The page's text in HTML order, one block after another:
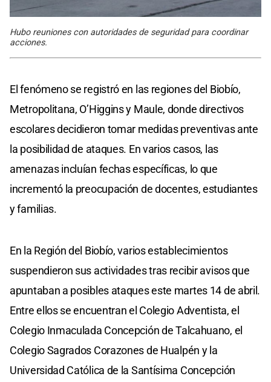
Hubo reuniones con autoridades de seguridad para coordinar
acciones.
El fenómeno se registró en las regiones del Biobío,
Metropolitana, O’Higgins y Maule, donde directivos
escolares decidieron tomar medidas preventivas ante
la posibilidad de ataques. En varios casos, las
amenazas incluían fechas específicas, lo que
incrementó la preocupación de docentes, estudiantes
y familias.
En la Región del Biobío, varios establecimientos
suspendieron sus actividades tras recibir avisos que
apuntaban a posibles ataques este martes 14 de abril.
Entre ellos se encuentran el Colegio Adventista, el
Colegio Inmaculada Concepción de Talcahuano, el
Colegio Sagrados Corazones de Hualpén y la
Universidad Católica de la Santísima Concepción